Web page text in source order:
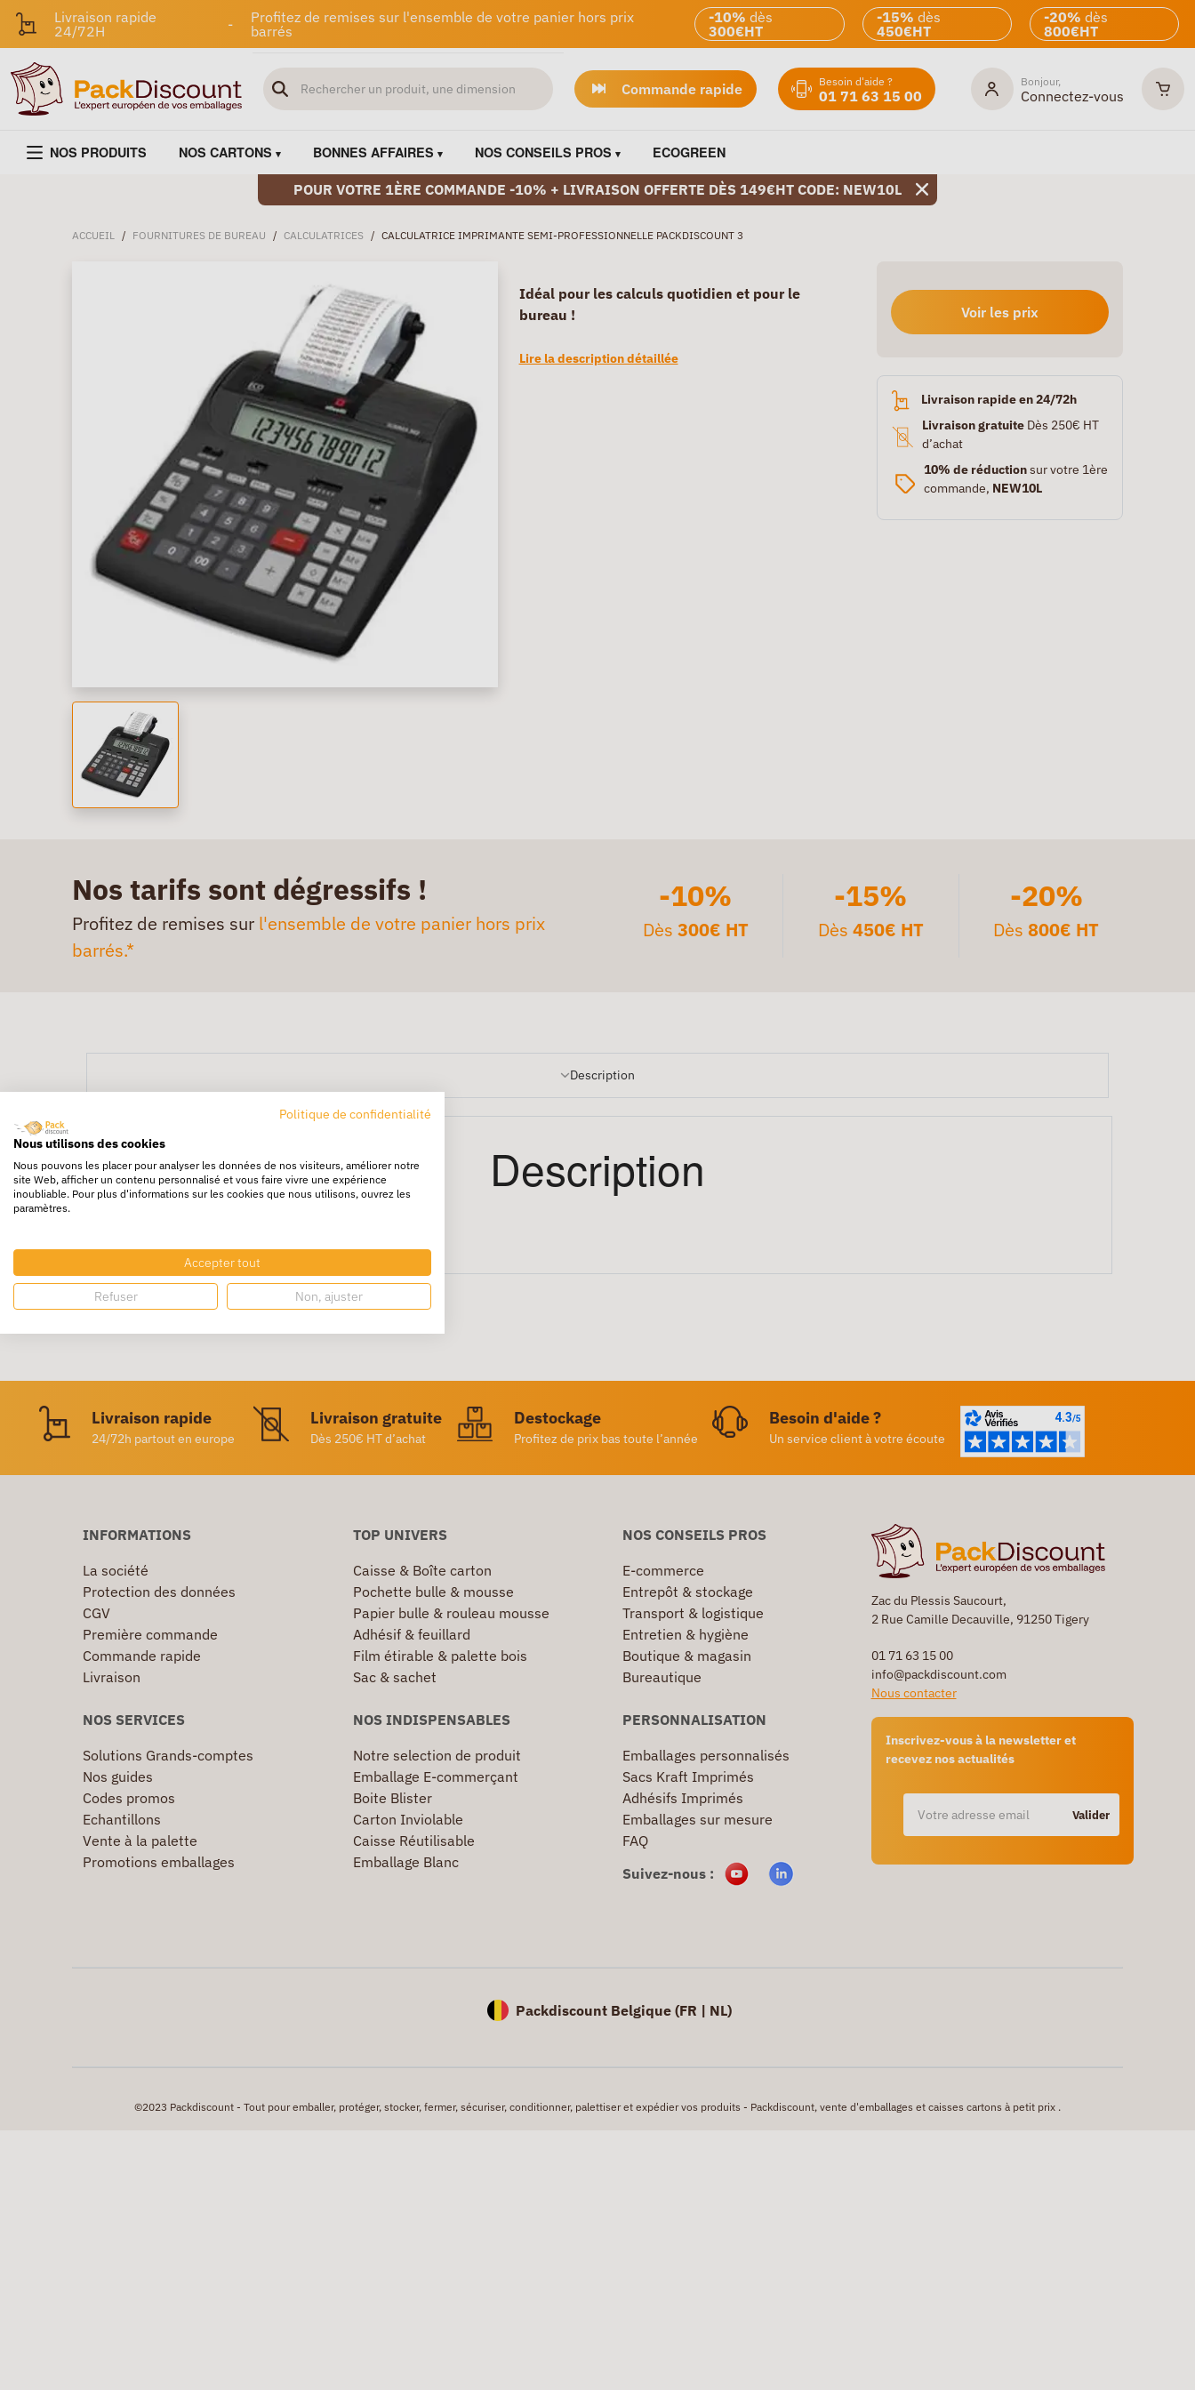
Livraison rapide
24/72H
-
Profitez de remises sur l'ensemble de votre panier hors prix
barrés
-10% dès
300€HT
-15% dès
450€HT
-20% dès
800€HT
Commande rapide Besoin d'aide ?
01 71 63 15 00
Bonjour,
Connectez-vous
NOS PRODUITS NOS CARTONS BONNES AFFAIRES NOS CONSEILS PROS ECOGREEN
POUR VOTRE 1ÈRE COMMANDE -10% + LIVRAISON OFFERTE DÈS 149€HT CODE: NEW10L
ACCUEIL / FOURNITURES DE BUREAU / CALCULATRICES / CALCULATRICE IMPRIMANTE SEMI-PROFESSIONNELLE PACKDISCOUNT 3
Idéal pour les calculs quotidien et pour le
bureau !
Lire la description détaillée
Voir les prix
Livraison rapide en 24/72h
Livraison gratuiteDès 250€ HT
d’achat
10% de réductionsur votre 1ère
commande, NEW10L
Nos tarifs sont dégressifs !
Profitez de remises sur l'ensemble de votre panier hors prix
barrés.*
-10%
Dès 300€ HT
-15%
Dès 450€ HT
-20%
Dès800€ HT
Description
Description
Livraison rapide
24/72h partout en europe
Livraison gratuite
Dès 250€ HT d’achat
Destockage
Profitez de prix bas toute l’année
Besoin d'aide ?
Un service client à votre écoute
Zac du Plessis Saucourt,
2 Rue Camille Decauville, 91250 Tigery
01 71 63 15 00
info@packdiscount.com
Nous contacter
Inscrivez-vous à la newsletter et
recevez nos actualités
Valider
INFORMATIONS
La société
Protection des données
CGV
Première commande
Commande rapide
Livraison
TOP UNIVERS
Caisse & Boîte carton
Pochette bulle & mousse
Papier bulle & rouleau mousse
Adhésif & feuillard
Film étirable & palette bois
Sac & sachet
NOS CONSEILS PROS
E-commerce
Entrepôt & stockage
Transport & logistique
Entretien & hygiène
Boutique & magasin
Bureautique
NOS SERVICES
Solutions Grands-comptes
Nos guides
Codes promos
Echantillons
Vente à la palette
Promotions emballages
NOS INDISPENSABLES
Notre selection de produit
Emballage E-commerçant
Boite Blister
Carton Inviolable
Caisse Réutilisable
Emballage Blanc
PERSONNALISATION
Emballages personnalisés
Sacs Kraft Imprimés
Adhésifs Imprimés
Emballages sur mesure
FAQ
Suivez-nous :
Packdiscount Belgique (FR | NL)
©2023 Packdiscount - Tout pour emballer, protéger, stocker, fermer, sécuriser, conditionner, palettiser et expédier vos produits - Packdiscount, vente d'emballages et caisses cartons à petit prix .
Politique de confidentialité
Nous utilisons des cookies
Nous pouvons les placer pour analyser les données de nos visiteurs, améliorer notre
site Web, afficher un contenu personnalisé et vous faire vivre une expérience
inoubliable. Pour plus d'informations sur les cookies que nous utilisons, ouvrez les
paramètres.
Accepter tout
Refuser Non, ajuster